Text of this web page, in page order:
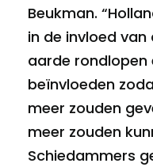
Beukman.
in de invloed van
aarde rondlopen
beïnvloeden
meer zouden
meer zouden
Schiedammers